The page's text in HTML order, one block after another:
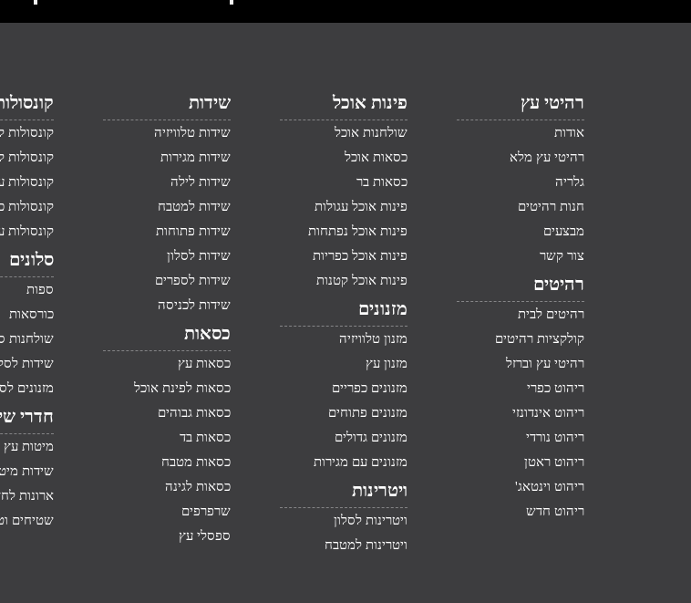
רהיטי עץ
אודות
רהיטי עץ מלא
גלריה
חנות רהיטים
מבצעים
צור קשר
רהיטים
רהיטים לבית
קולקציות רהיטים
רהיטי עץ וברזל
ריהוט כפרי
ריהוט אינדונזי
ריהוט נורדי
ריהוט ראטן
ריהוט וינטאג'
ריהוט חדש
פינות אוכל
שולחנות אוכל
כסאות אוכל
כסאות בר
פינות אוכל עגולות
פינות אוכל נפתחות
פינות אוכל כפריות
פינות אוכל קטנות
מזנונים
מזנון טלוויזיה
מזנון עץ
מזנונים כפריים
מזנונים פתוחים
מזנונים גדולים
מזנונים עם מגירות
ויטרינות
ויטרינות לסלון
ויטרינות למטבח
שידות
שידות טלוויזיה
שידות מגירות
שידות לילה
שידות למטבח
שידות פתוחות
שידות לסלון
שידות לספרים
שידות לכניסה
כסאות
כסאות עץ
כסאות לפינת אוכל
כסאות גבוהים
כסאות בד
כסאות מטבח
כסאות לגינה
שרפרפים
ספסלי עץ
קונסולות
קונסולות
קונסולות
קונסולות
קונסולות
סלונים
ספות
כורסאות
שולחנות
שידות
מזנונים
חדרי
מיטות עץ
שידות
ארונות
שטיחים